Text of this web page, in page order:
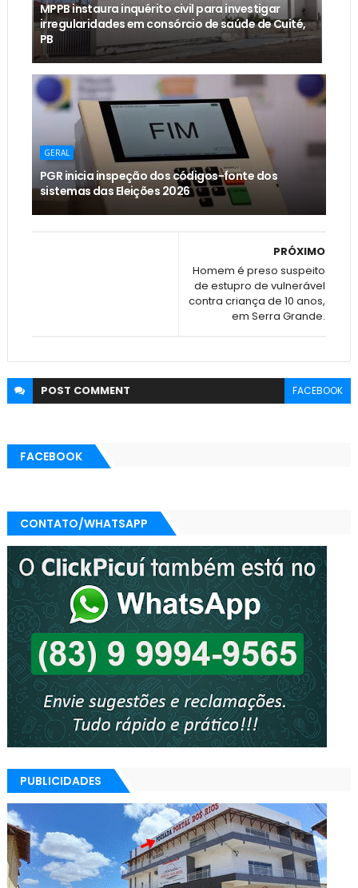
MPPB instaura inquérito civil para investigar
irregularidades em consórcio de saúde de Cuité,
PB
GERAL
PGR inicia inspeção dos códigos-fonte dos
sistemas das Eleições 2026
PRÓXIMO
Homem é preso suspeito
de estupro de vulnerável
contra criança de 10 anos,
em Serra Grande.
POST COMMENT FACEBOOK
FACEBOOK
CONTATO/WHATSAPP
PUBLICIDADES